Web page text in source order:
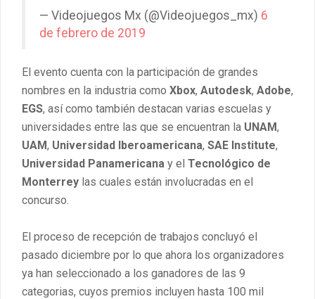
— Videojuegos Mx (@Videojuegos_mx) 6
de febrero de 2019
El evento cuenta con la participación de grandes
nombres en la industria como Xbox, Autodesk, Adobe,
EGS, así como también destacan varias escuelas y
universidades entre las que se encuentran la UNAM,
UAM, Universidad Iberoamericana, SAE Institute,
Universidad Panamericana y el Tecnológico de
Monterrey las cuales están involucradas en el
concurso.
El proceso de recepción de trabajos concluyó el
pasado diciembre por lo que ahora los organizadores
ya han seleccionado a los ganadores de las 9
categorias, cuyos premios incluyen hasta 100 mil